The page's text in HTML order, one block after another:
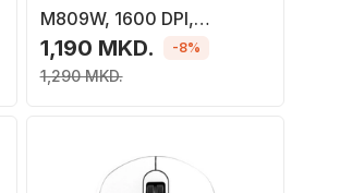
M809W, 1600 DPI,
Bluetooth, пастел
портокалова
1,190 MKD.
1,290 MKD.
-8%